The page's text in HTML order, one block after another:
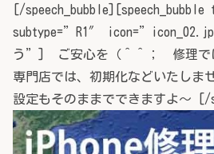
[/
subtype=”R1″
う”] ご安心を（＾＾； 修理で
専門店では、初期化などいたしま
設定もそのままでできますよ～ [/